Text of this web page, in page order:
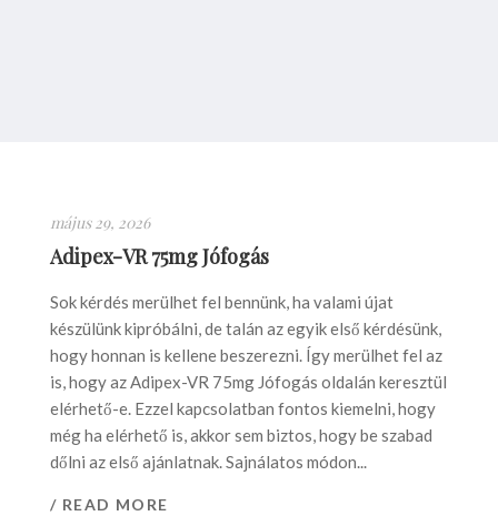
május 29, 2026
Adipex-VR 75mg Jófogás
Sok kérdés merülhet fel bennünk, ha valami újat
készülünk kipróbálni, de talán az egyik első kérdésünk,
hogy honnan is kellene beszerezni. Így merülhet fel az
is, hogy az Adipex-VR 75mg Jófogás oldalán keresztül
elérhető-e. Ezzel kapcsolatban fontos kiemelni, hogy
még ha elérhető is, akkor sem biztos, hogy be szabad
dőlni az első ajánlatnak. Sajnálatos módon...
/ READ MORE